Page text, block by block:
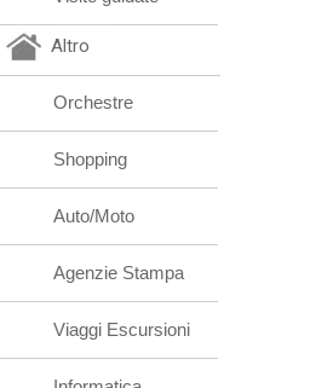
Altro
Orchestre
Shopping
Auto/Moto
Agenzie Stampa
Viaggi Escursioni